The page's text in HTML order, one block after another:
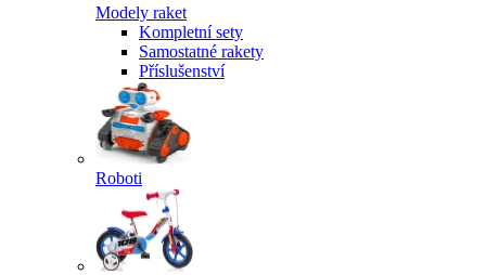
Modely raket
Kompletní sety
Samostatné rakety
Příslušenství
Roboti